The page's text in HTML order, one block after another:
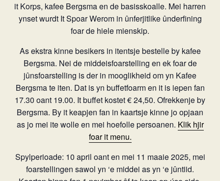
it Korps, kafee Bergsma en de basisskoalle. Mei harren
ynset wurdt It Spoar Werom in ûnferjitlike ûnderfining
foar de hiele mienskip.
As ekstra kinne besikers in itentsje bestelle by kafee
Bergsma. Nei de middeisfoarstelling en ek foar de
jûnsfoarstelling is der in mooglikheid om yn Kafee
Bergsma te iten. Dat is yn buffetfoarm en it is iepen fan
17.30 oant 19.00. It buffet kostet € 24,50. Ofrekkenje by
Bergsma. By it keapjen fan in kaartsje kinne jo opjaan
as jo mei ite wolle en mei hoefolle persoanen. Klik hjir
foar it menu.
Spylperioade: 10 april oant en mei 11 maaie 2025, mei
foarstellingen sawol yn ‘e middei as yn ‘e jûntiid.